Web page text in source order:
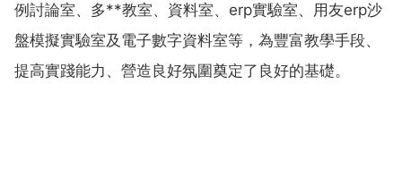
例討論室、多**教室、資料室、erp實驗室、用友erp沙
盤模擬實驗室及電子數字資料室等，為豐富教學手段、
提高實踐能力、營造良好氛圍奠定了良好的基礎。